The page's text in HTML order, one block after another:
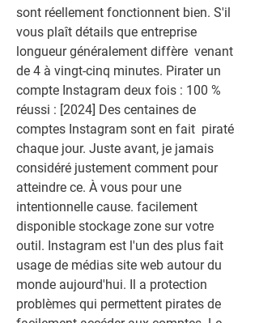
sont réellement fonctionnent bien. S'il
vous plaît détails que entreprise
longueur généralement diffère  venant
de 4 à vingt-cinq minutes. Pirater un
compte Instagram deux fois : 100 %
réussi : [2024] Des centaines de
comptes Instagram sont en fait  piraté
chaque jour. Juste avant, je jamais
considéré justement comment pour
atteindre ce. À vous pour une
intentionnelle cause. facilement
disponible stockage zone sur votre
outil. Instagram est l'un des plus fait
usage de médias site web autour du
monde aujourd'hui. Il a protection
problèmes qui permettent pirates de